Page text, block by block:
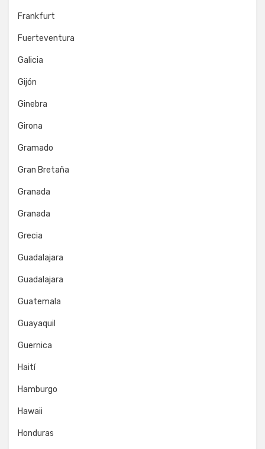
Frankfurt
Fuerteventura
Galicia
Gijón
Ginebra
Girona
Gramado
Gran Bretaña
Granada
Granada
Grecia
Guadalajara
Guadalajara
Guatemala
Guayaquil
Guernica
Haití
Hamburgo
Hawaii
Honduras